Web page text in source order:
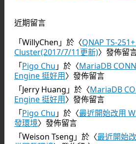
近期留言
「WillyChen 」於〈QNAP TS-
Cluster(2017/7/11更新)〉發佈留
「Pigo Chu 」於〈MariaDB
Engine 挺好用〉發佈留言
「Jerry Huang 」於〈MariaDB
Engine 挺好用〉發佈留言
「Pigo Chu 」於〈最近開始改用
發環境〉發佈留言
「Weison Tseng 」於〈最近開始